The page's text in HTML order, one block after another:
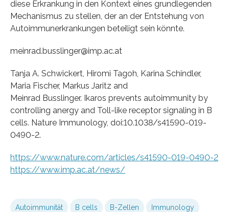
diese Erkrankung in den Kontext eines grundlegenden
Mechanismus zu stellen, der an der Entstehung von
Autoimmunerkrankungen beteiligt sein könnte.
meinrad.busslinger@imp.ac.at
Tanja A. Schwickert, Hiromi Tagoh, Karina Schindler,
Maria Fischer, Markus Jaritz and
Meinrad Busslinger. Ikaros prevents autoimmunity by
controlling anergy and Toll-like receptor signaling in B
cells. Nature Immunology, doi:10.1038/s41590-019-
0490-2.
https://www.nature.com/articles/s41590-019-0490-2
https://www.imp.ac.at/news/
Autoimmunität B cells B-Zellen Immunology